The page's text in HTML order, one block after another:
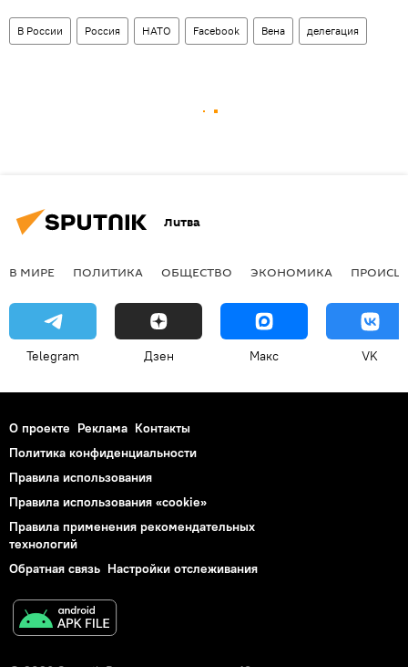
В России Россия НАТО Facebook Вена делегация
Литва
В МИРЕ ПОЛИТИКА ОБЩЕСТВО ЭКОНОМИКА
Telegram Дзен Макс VK
О проекте Реклама Контакты
Политика конфиденциальности
Правила использования
Правила использования «cookie»
Правила применения рекомендательных
технологий
Обратная связь Настройки отслеживания